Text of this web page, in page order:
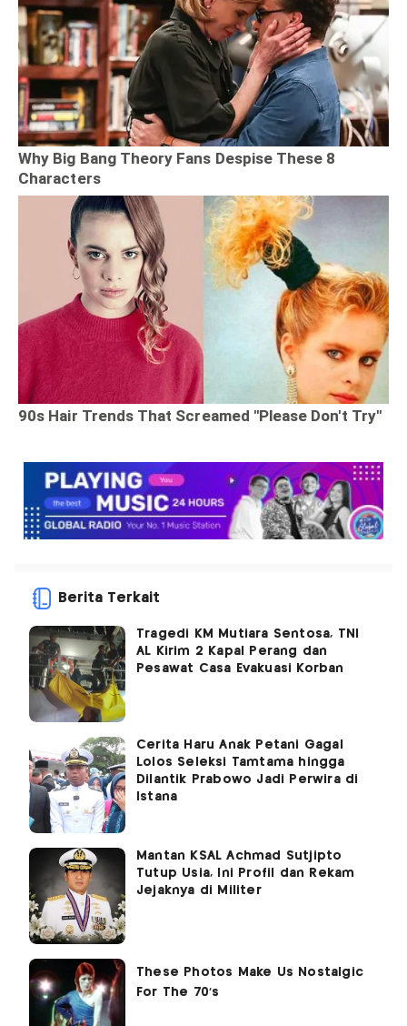
Berita Terkait
Tragedi KM Mutiara Sentosa, TNI
AL Kirim 2 Kapal Perang dan
Pesawat Casa Evakuasi Korban
Cerita Haru Anak Petani Gagal
Lolos Seleksi Tamtama hingga
Dilantik Prabowo Jadi Perwira di
Istana
Mantan KSAL Achmad Sutjipto
Tutup Usia, Ini Profil dan Rekam
Jejaknya di Militer